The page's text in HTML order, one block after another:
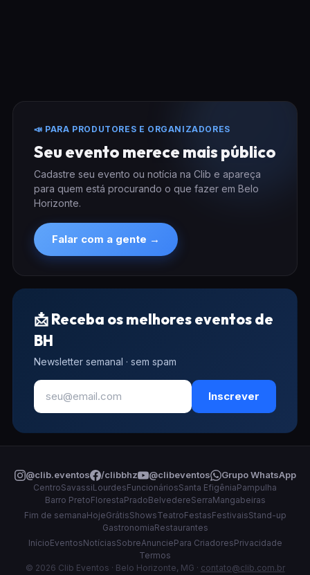
📣 PARA PRODUTORES E ORGANIZADORES
Seu evento merece mais público
Cadastre seu evento ou notícia na Clib e apareça
para quem está procurando o que fazer em Belo
Horizonte.
Falar com a gente →
📩 Receba os melhores eventos de
BH
Newsletter semanal · sem spam
Inscrever
@clib.eventos /clibbhz @clibeventos Grupo WhatsApp
CentroSavassiLourdesFuncionáriosSanta EfigêniaPampulha
Barro PretoFlorestaPradoBelvedereSerraMangabeiras
Fim de semanaHojeGrátisShowsTeatroFestasFestivaisStand-up
GastronomiaRestaurantes
InícioEventosNotíciasSobreAnunciePara CriadoresPrivacidade
Termos
© 2026 Clib Eventos · Belo Horizonte, MG · contato@clib.com.br